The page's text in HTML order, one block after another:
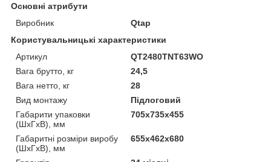
Основні атрибути
Виробник
Qtap
Користувальницькі характеристики
Артикул
QT2480TNT63WO
Вага брутто, кг
24,5
Вага нетто, кг
28
Вид монтажу
Підлоговий
Габарити упаковки
(ШхГхВ), мм
705х735х455
Габаритні розміри виробу
(ШхГхВ), мм
655х462х680